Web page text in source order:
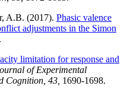
A.B. (2017). Phasic valence
adjustments in the Simon
limitation for response and
of Experimental
Cognition, 43, 1690-1698.